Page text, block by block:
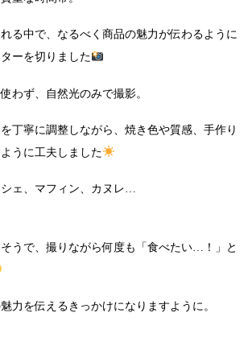
る中で、なるべく商品の魅力が伝わるように
ーを切りました
わず、自然光のみで撮影。
丁寧に調整しながら、焼き色や質感、手作り
うに工夫しました
ェ、マフィン、カヌレ…
うで、撮りながら何度も「食べたい…！」と
力を伝えるきっかけになりますように。